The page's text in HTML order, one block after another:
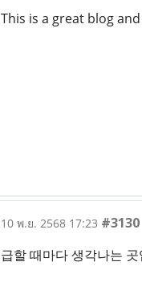
This is a great blog
10 พ.ย. 2568 17:23 #3130
급할 때마다 생각나는